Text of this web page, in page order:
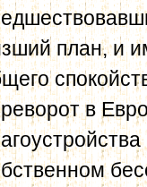
план, и
в